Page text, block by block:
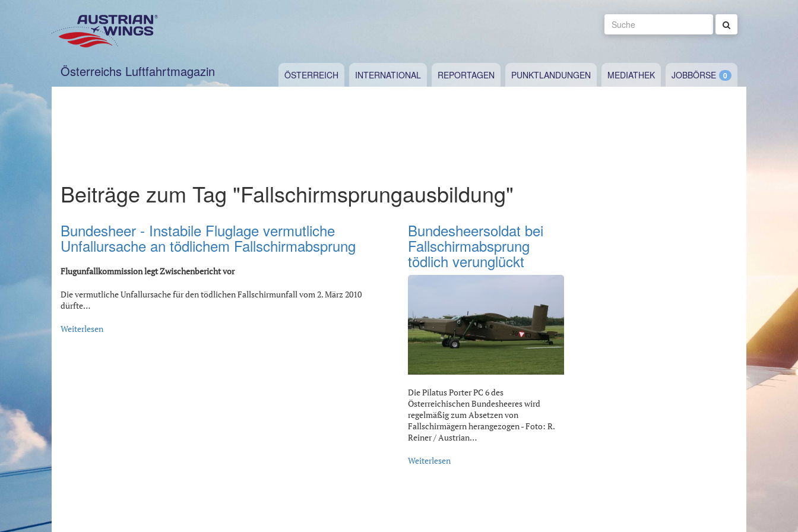
Suche
Österreichs Luftfahrtmagazin ÖSTERREICH INTERNATIONAL REPORTAGEN PUNKTLANDUNGEN MEDIATHEK JOBBÖRSE
Beiträge zum Tag "Fallschirmsprungausbildung"
Bundesheer - Instabile Fluglage vermutliche
Unfallursache an tödlichem Fallschirmabsprung
Flugunfallkommission legt Zwischenbericht vor
Die vermutliche Unfallursache für den tödlichen Fallschirmunfall vom 2. März 2010
dürfte…
Weiterlesen
Bundesheersoldat bei
Fallschirmabsprung
tödlich verunglückt
Die Pilatus Porter PC 6 des
Österreichischen Bundesheeres wird
regelmäßig zum Absetzen von
Fallschirmägern herangezogen - Foto: R.
Reiner / Austrian…
Weiterlesen